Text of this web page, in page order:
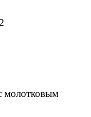
молотковым